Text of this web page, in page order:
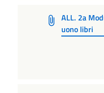
ALL. 2a
uono libri